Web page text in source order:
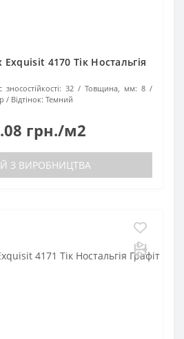
4170 Тік Ностальгія
зносостійкості: 32 Товщина, мм: 8
/ Відтінок: Темний
грн./м2
З ВИРОБНИЦТВА